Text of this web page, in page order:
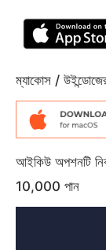
ম্যাকোস /
আইকিউ অপশনটি
10,000 পান